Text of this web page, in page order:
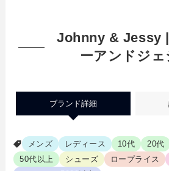
Johnny & Jessy
ーアンドジェ
ブランド詳細
メンズ レディース 10代 20代
50代以上
シューズ ロープライス